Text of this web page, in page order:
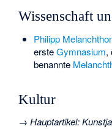
Wissenschaft
Philipp
ersteGymnasium,
benannte
Kultur
→Hauptartikel: